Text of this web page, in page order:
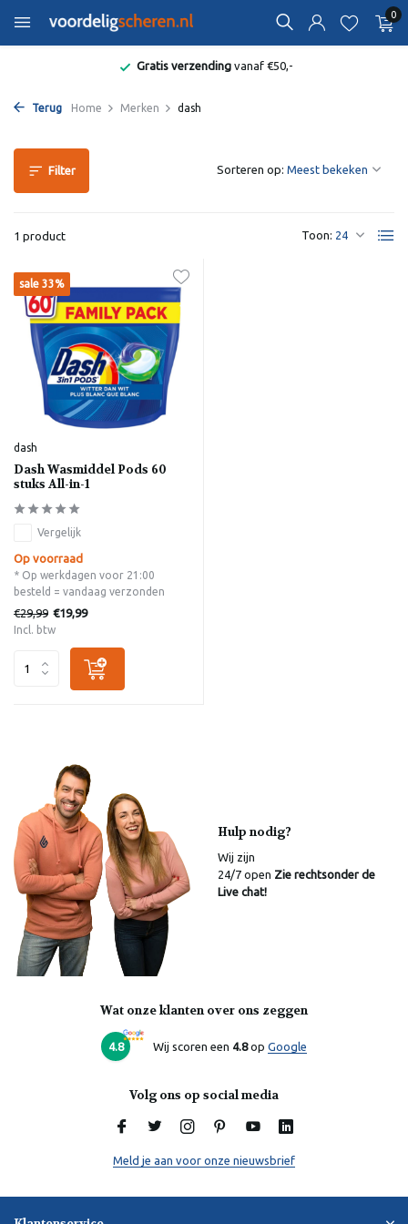
0
Gratis verzendingvanaf €50,-
Terug Home Merken dash
Filter
1 product Toon:
Sorteren op:
sale 33%
dash
Dash Wasmiddel Pods 60
stuks All-in-1
Vergelijk
Op voorraad
* Op werkdagen voor 21:00
besteld = vandaag verzonden
€29,99 €19,99
Incl. btw
Hulp nodig?
Wij zijn
24/7 open Zie rechtsonder de
Live chat!
Wat onze klanten over ons zeggen
4.8 Wij scoren een 4.8op Google
Volg ons op social media
Meld je aan voor onze nieuwsbrief